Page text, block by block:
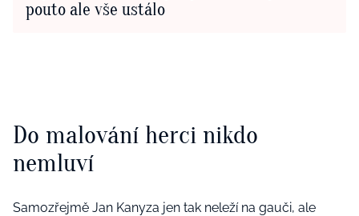
pouto ale vše ustálo
Do malování herci nikdo
nemluví
Samozřejmě Jan Kanyza jen tak neleží na gauči, ale